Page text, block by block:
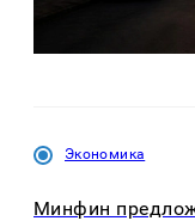
Экономика
Минфин